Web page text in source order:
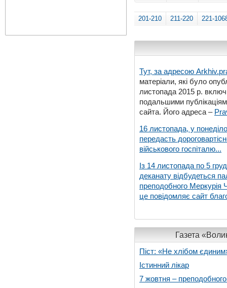
201-210 211-220 221-
Тут, за адресою
матеріали, які було
листопада 2015 р.
подальшими
сайта. Його адреса –
16 листопада, у
передасть
військового госпіталю...
Із 14 листопада по 5
деканату відбудеться
преподобного Меркурія
це повідомляє сайт
Газета
Піст: «Не хлібом
Істинний лікар
7 жовтня –